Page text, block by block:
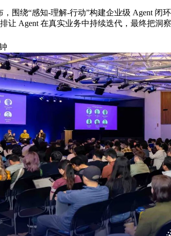
，围绕“感知-理解-行动”构建企业级 Agent
让 Agent 在真实业务中持续迭代，最终把洞